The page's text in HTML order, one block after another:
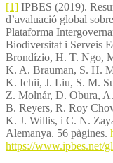
[1] IPBES (2019).
d’avaluació global
Plataforma
Biodiversitat i Serveis
Brondízio, H. T. Ngo,
K. A. Brauman, S. H.
K. Ichii, J. Liu, S. M.
Z. Molnár, D. Obura,
B. Reyers, R. Roy
K. J. Willis, i C. N.
Alemanya. 56 pàgines.
https://www.ipbes.net/